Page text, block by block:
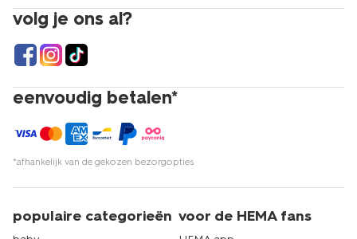
volg je ons al?
eenvoudig betalen*
*afhankelijk van de gekozen bezorgopties
populaire categorieën voor de HEMA fans